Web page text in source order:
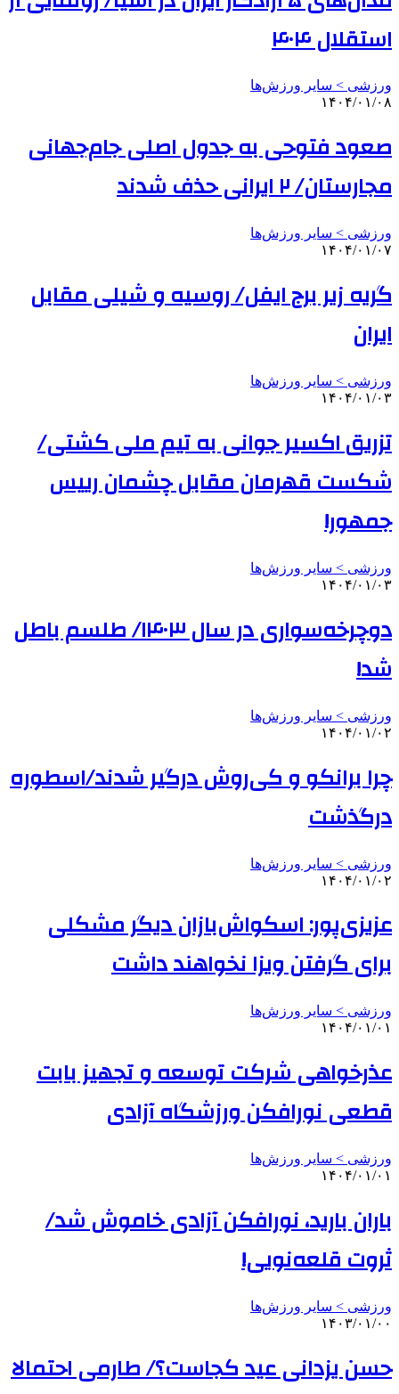
استقلال ۴۰۴
ورزشی > سایر ورزش‌ها
۱۴۰۴/۰۱/۰۸
صعود فتوحی به جدول اصلی جام‌جهانی
مجارستان/ ۲ ایرانی حذف شدند
ورزشی > سایر ورزش‌ها
۱۴۰۴/۰۱/۰۷
گریه زیر برج ایفل/ روسیه و شیلی مقابل
ایران
ورزشی > سایر ورزش‌ها
۱۴۰۴/۰۱/۰۳
تزریق اکسیر جوانی به تیم ملی کشتی/
شکست قهرمان مقابل چشمان رییس
جمهور!
ورزشی > سایر ورزش‌ها
۱۴۰۴/۰۱/۰۳
دوچرخه‌سواری در سال ۱۴۰۳/ طلسم باطل
شد!
ورزشی > سایر ورزش‌ها
۱۴۰۴/۰۱/۰۲
چرا برانکو و کی‌روش درگیر شدند/اسطوره
درگذشت
ورزشی > سایر ورزش‌ها
۱۴۰۴/۰۱/۰۲
عزیزی‌پور: اسکواش‌بازان دیگر مشکلی
برای گرفتن ویزا نخواهند داشت
ورزشی > سایر ورزش‌ها
۱۴۰۴/۰۱/۰۱
عذرخواهی شرکت توسعه و تجهیز بابت
قطعی نورافکن ورزشگاه آزادی
ورزشی > سایر ورزش‌ها
۱۴۰۴/۰۱/۰۱
باران بارید، نورافکن آزادی خاموش شد/
ثروت قلعه‌نویی!
ورزشی > سایر ورزش‌ها
۱۴۰۳/۰۱/۰۰
حسن یزدانی عید کجاست؟/ طارمی احتمالا